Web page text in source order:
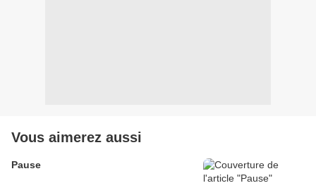
Vous aimerez aussi
Pause